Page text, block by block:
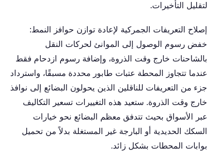
لتقليل التأخيرات.
إصلاح التعريفات الجمركية لإعادة توازن حوافز النمط:
خفض رسوم الوصول إلى الموانئ لحركات النقل
بالشاحنات خارج وقت الذروة، وإضافة رسوم ازدحام فقط
عندما تتجاوز المحطة عتبات طابور محددة مسبقًا، واسترداد
جزء من التعريفات للناقلين الذين يحولون البضائع إلى نوافذ
خارج وقت الذروة. ستعيد هذه التغييرات تسعير التكاليف
عبر الأسواق بحيث تتدفق معظم البضائع نحو خيارات
السكك الحديدية أو البارجة غير المستغلة بدلاً من تحميل
بوابات المحطات بشكل زائد.